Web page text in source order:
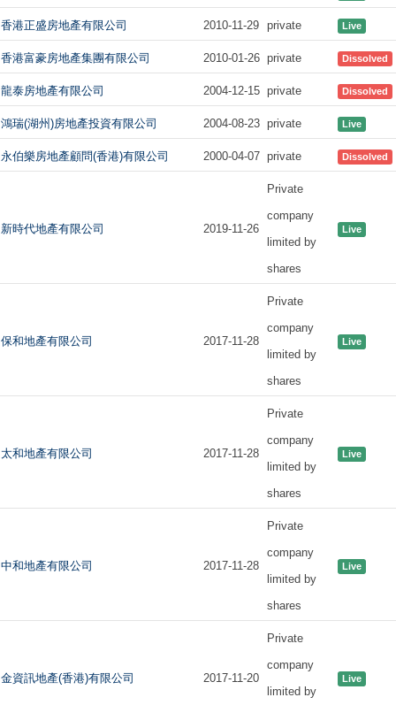
香港正盛房地產有限公司 2010-11-29 private Live
香港富豪房地產集團有限公司 2010-01-26 private Dissolved
龍泰房地產有限公司 2004-12-15 private Dissolved
鴻瑞(湖州)房地產投資有限公司 2004-08-23 private Live
永伯樂房地產顧問(香港)有限公司 2000-04-07 private Dissolved
新時代地產有限公司 2019-11-26
Private
company
limited by
shares
Live
保和地產有限公司 2017-11-28
Private
company
limited by
shares
Live
太和地產有限公司 2017-11-28
Private
company
limited by
shares
Live
中和地產有限公司 2017-11-28
Private
company
limited by
shares
Live
金資訊地產(香港)有限公司 2017-11-20
Private
company
limited by
Live